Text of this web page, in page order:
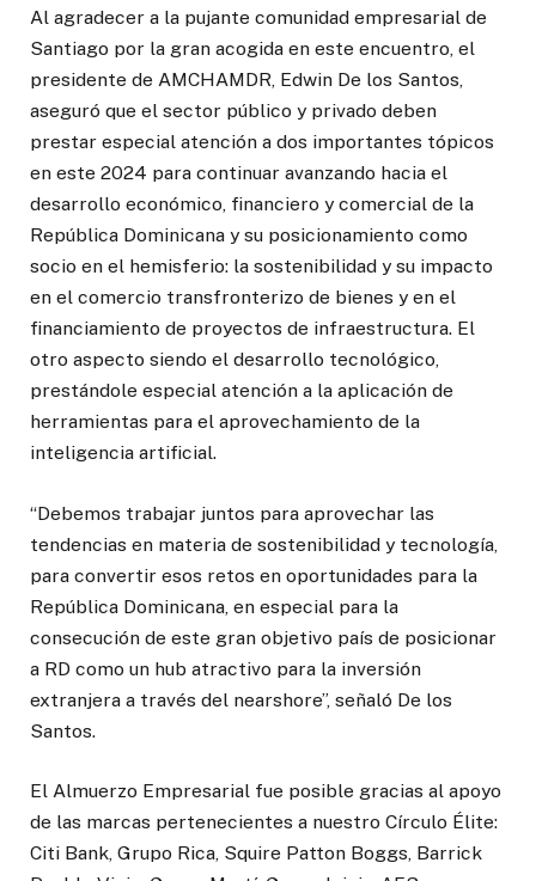
Al agradecer a la pujante comunidad empresarial de
Santiago por la gran acogida en este encuentro, el
presidente de AMCHAMDR, Edwin De los Santos,
aseguró que el sector público y privado deben
prestar especial atención a dos importantes tópicos
en este 2024 para continuar avanzando hacia el
desarrollo económico, financiero y comercial de la
República Dominicana y su posicionamiento como
socio en el hemisferio: la sostenibilidad y su impacto
en el comercio transfronterizo de bienes y en el
financiamiento de proyectos de infraestructura. El
otro aspecto siendo el desarrollo tecnológico,
prestándole especial atención a la aplicación de
herramientas para el aprovechamiento de la
inteligencia artificial.
“Debemos trabajar juntos para aprovechar las
tendencias en materia de sostenibilidad y tecnología,
para convertir esos retos en oportunidades para la
República Dominicana, en especial para la
consecución de este gran objetivo país de posicionar
a RD como un hub atractivo para la inversión
extranjera a través del nearshore”, señaló De los
Santos.
El Almuerzo Empresarial fue posible gracias al apoyo
de las marcas pertenecientes a nuestro Círculo Élite:
Citi Bank, Grupo Rica, Squire Patton Boggs, Barrick